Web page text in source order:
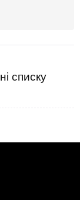
списку